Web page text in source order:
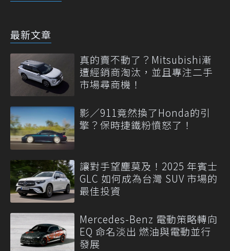
最新文章
真的賣不動了？Mitsubishi漸
遭經銷商淘汰，並且專注二手
市場尋商機！
影／911竟然換了Honda的引
擎？保時捷鐵粉憤怒了！
讓對手望塵莫及！2025 年賓士
GLC 如何成為台灣 SUV 市場的
最佳投資
Mercedes-Benz 電動策略轉向
EQ 命名淡出 燃油與電動並行
發展